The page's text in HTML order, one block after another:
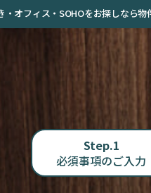
オフィス・SOHOをお探しなら物
Step.1
必須事項のご入力